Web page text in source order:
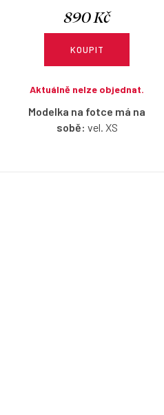
890 Kč
KOUPIT
Aktuálně nelze objednat.
Modelka na fotce má na
sobě: vel. XS